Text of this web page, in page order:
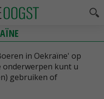
in Oekraïne' op
onderwerpen kunt u
gebruiken of